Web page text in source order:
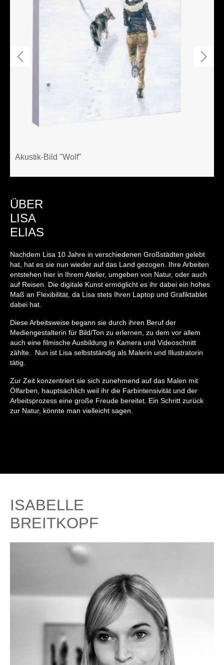
Akustik-Bild "Wolf"
ÜBER
LISA
ELIAS
Nachdem Lisa 10 Jahre in verschiedenen Großstädten gelebt
hat, hat es sie nun wieder auf das Land gezogen. Ihre Arbeiten
entstehen hier in Ihrem Atelier, umgeben von Natur, oder auch
auf Reisen. Die digitale Kunst ermöglicht es ihr dabei ein hohes
Maß an Flexibilität, da Lisa stets Ihren Laptop und Grafiktablet
dabei hat.
Diese Arbeitsweise begann sie durch ihren Beruf der
Mediengestalterin für Bild/Ton zu erlernen, zu dem vor allem
auch eine filmische Ausbildung in Kamera und Videoschnitt
zählte. Nun ist Lisa selbstständig als Malerin und Illustratorin
tätig.
Zur Zeit konzentriert sie sich zunehmend auf das Malen mit
Ölfarben, hauptsächlich weil ihr die Farbintensivität und der
Arbeitsprozess eine große Freude bereitet. Ein Schritt zurück
zur Natur, könnte man vielleicht sagen.
ISABELLE
BREITKOPF